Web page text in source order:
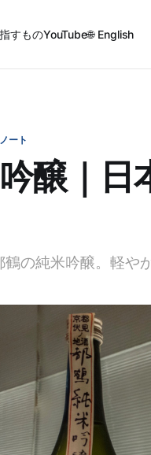
すものYouTube🌐 English
ート
醸｜
鶴の純米吟醸。軽や